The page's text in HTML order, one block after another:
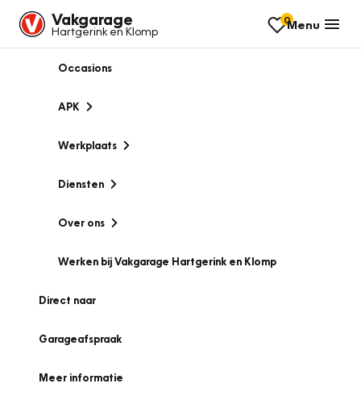
Vakgarage
Hartgerink en Klomp
0Menu
Occasions
APK
Werkplaats
Diensten
Over ons
Werken bij Vakgarage Hartgerink en Klomp
Direct naar
Garageafspraak
Meer informatie